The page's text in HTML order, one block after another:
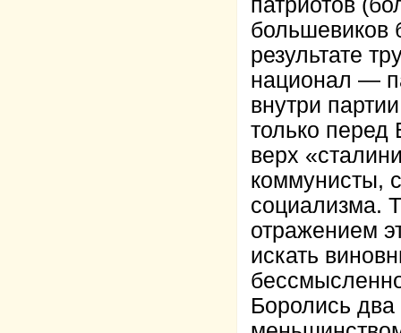
патриотов
большевиков
результате
национал —
внутри
только перед
верх
коммунисты,
социализма.
отражением
искать
Боролись